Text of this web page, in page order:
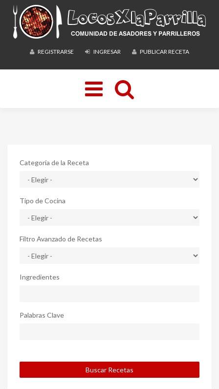
REGISTRARSE INGRESAR PUBLICAR RECETA
Toggle
navigation
Categoría de la Receta
Tipo de Cocina
Filtro Avanzado de Recetas
Ingredientes
Palabras Clave
Buscar Recetas